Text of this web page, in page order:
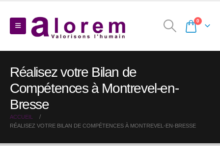
0
Réalisez votre Bilan de
Compétences à Montrevel-en-
Bresse
ACCUEIL
RÉALISEZ VOTRE BILAN DE COMPÉTENCES À MONTREVEL-EN-BRESSE